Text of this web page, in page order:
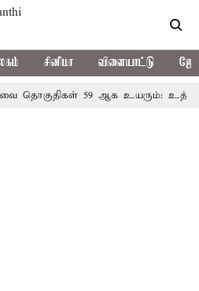
சினிமா விளையாட்டு
59 ஆக உயரும்: உத்தேச